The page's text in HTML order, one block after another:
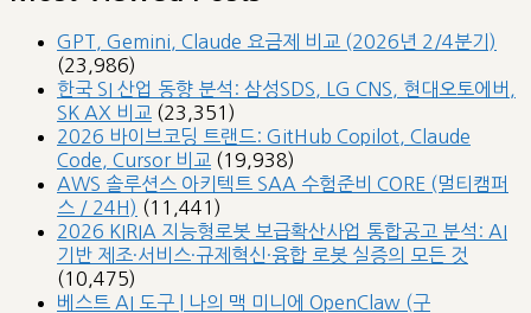
GPT, Gemini, Claude 요금제 비교 (2026년 2/4분기)
(23,986)
한국 SI 산업 동향 분석: 삼성SDS, LG CNS, 현대오토에버,
SK AX 비교 (23,351)
2026 바이브코딩 트랜드: GitHub Copilot, Claude
Code, Cursor 비교 (19,938)
AWS 솔루션스 아키텍트 SAA 수험준비 CORE (멀티캠퍼
스 / 24H) (11,441)
2026 KIRIA 지능형로봇 보급확산사업 통합공고 분석: AI
기반 제조·서비스·규제혁신·융합 로봇 실증의 모든 것
(10,475)
베스트 AI 도구 | 나의 맥 미니에 OpenClaw (구